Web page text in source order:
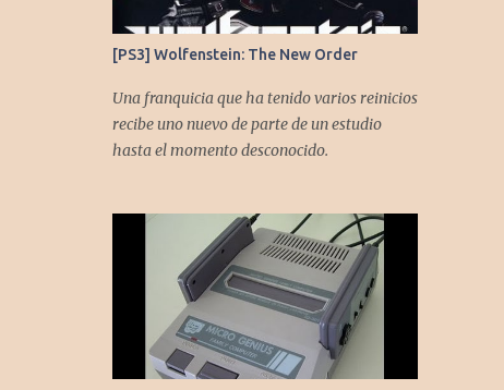
[PS3] Wolfenstein: The New Order
Una franquicia que ha tenido varios reinicios
recibe uno nuevo de parte de un estudio
hasta el momento desconocido.